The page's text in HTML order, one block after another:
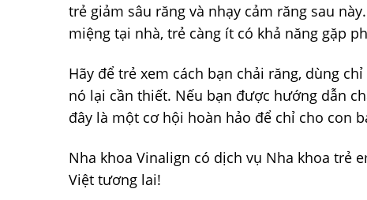
trẻ giảm sâu răng và nhạy cảm răng sau
miệng tại nhà, trẻ càng ít có khả năng gặp
Hãy để trẻ xem cách bạn chải răng, dùng
nó lại cần thiết. Nếu bạn được hướng dẫn
đây là một cơ hội hoàn hảo để chỉ cho con
Nha khoa Vinalign có dịch vụ Nha khoa trẻ
Việt tương lai!